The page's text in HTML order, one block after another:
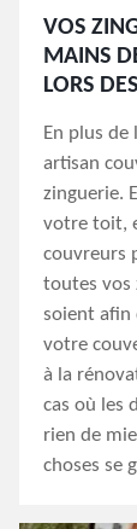
VOS
MAINS
LORS
En plus
artisan
zinguerie.
votre toit,
couvreurs
toutes vos
soient afin
votre
à la
cas où les
rien de
choses se